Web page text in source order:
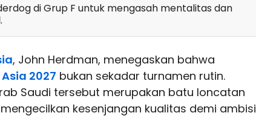
di Grup F untuk mengasah mentalitas dan
, John Herdman, menegaskan bahwa
2027 bukan sekadar turnamen rutin.
Saudi tersebut merupakan batu loncatan
kesenjangan kualitas demi ambisi